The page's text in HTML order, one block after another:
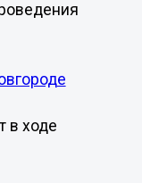
в ходе